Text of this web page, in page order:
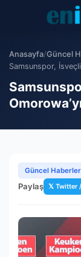
Anasayfa/Güncel
Samsunspor,
Güncel Haberler
Paylaş 𝕏 Twitter